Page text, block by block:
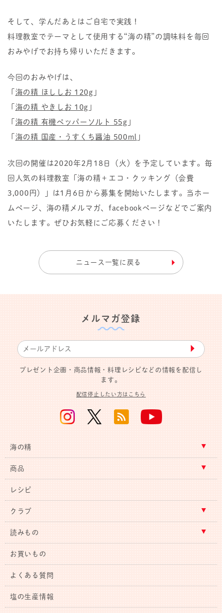
そして、学んだあとはご自宅で実践！
料理教室でテーマとして使用する“海の精”の調味料を毎回
おみやげでお持ち帰りいただきます。
今回のおみやげは、
海の精 ほししお 120g 」
海の精 やきしお 10g 」
海の精 有機ペッパーソルト 55g 」
海の精 国産・うすくち醤油 500ml 」
次回の開催は2020年2月18日（火）を予定しています。毎
回人気の料理教室「海の精＋エコ・クッキング（会費
3,000円）」は1月6日から募集を開始いたします。当ホー
ムページ、海の精メルマガ、facebookページなどでご案内
いたします。ぜひお気軽にご応募ください！
ニュース一覧に戻る
メルマガ登録
▶︎
プレゼント企画・商品情報・料理レシピなどの情報を配信し
ます。
配信停止したい方はこちら
海の精
商品
レシピ
クラブ
読みもの
お買いもの
よくある質問
塩の生産情報